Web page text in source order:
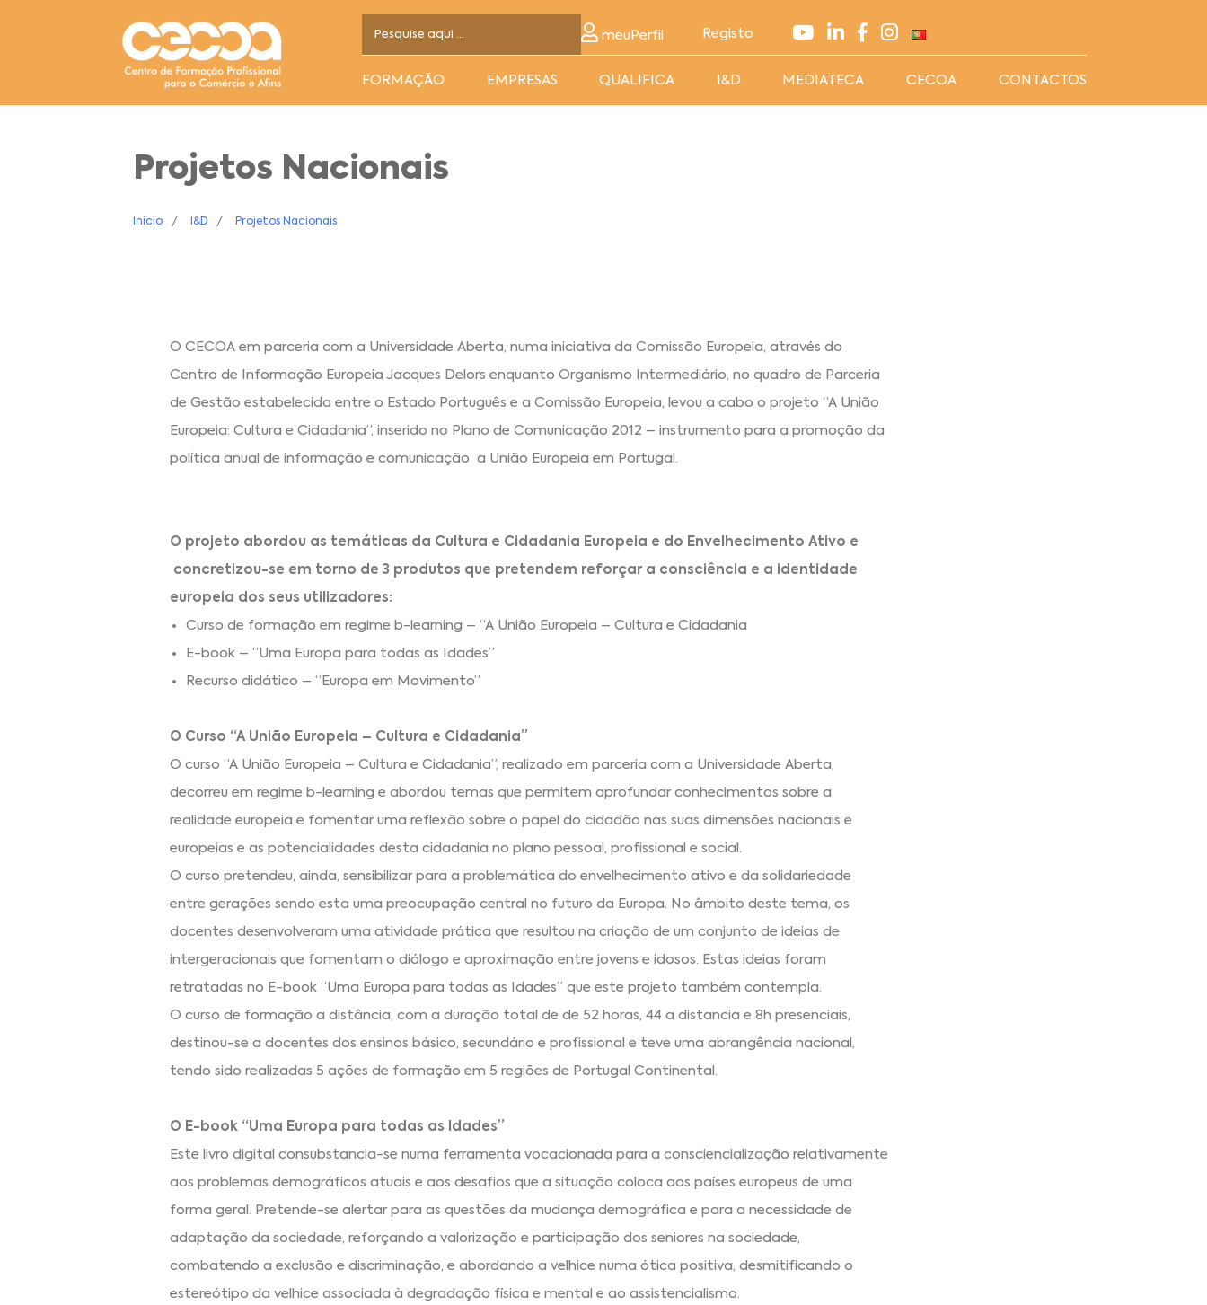
meuPerfil Registo
FORMAÇÃO EMPRESAS QUALIFICA I&D MEDIATECA CECOA CONTACTOS
Projetos Nacionais
Início I&D Projetos Nacionais
O CECOA em parceria com a Universidade Aberta, numa iniciativa da Comissão Europeia, através do
Centro de Informação Europeia Jacques Delors enquanto Organismo Intermediário, no quadro de Parceria
de Gestão estabelecida entre o Estado Português e a Comissão Europeia, levou a cabo o projeto “A União
Europeia: Cultura e Cidadania”, inserido no Plano de Comunicação 2012 – instrumento para a promoção da
política anual de informação e comunicação a União Europeia em Portugal.
O projeto abordou as temáticas da Cultura e Cidadania Europeia e do Envelhecimento Ativo e
concretizou-se em torno de 3 produtos que pretendem reforçar a consciência e a identidade
europeia dos seus utilizadores:
Curso de formação em regime b-learning – “A União Europeia – Cultura e Cidadania
E-book – “Uma Europa para todas as Idades”
Recurso didático – “Europa em Movimento”
O Curso “A União Europeia – Cultura e Cidadania”
O curso “A União Europeia – Cultura e Cidadania”, realizado em parceria com a Universidade Aberta,
decorreu em regime b-learning e abordou temas que permitem aprofundar conhecimentos sobre a
realidade europeia e fomentar uma reflexão sobre o papel do cidadão nas suas dimensões nacionais e
europeias e as potencialidades desta cidadania no plano pessoal, profissional e social.
O curso pretendeu, ainda, sensibilizar para a problemática do envelhecimento ativo e da solidariedade
entre gerações sendo esta uma preocupação central no futuro da Europa. No âmbito deste tema, os
docentes desenvolveram uma atividade prática que resultou na criação de um conjunto de ideias de
intergeracionais que fomentam o diálogo e aproximação entre jovens e idosos. Estas ideias foram
retratadas no E-book “Uma Europa para todas as Idades” que este projeto também contempla.
O curso de formação a distância, com a duração total de de 52 horas, 44 a distancia e 8h presenciais,
destinou-se a docentes dos ensinos básico, secundário e profissional e teve uma abrangência nacional,
tendo sido realizadas 5 ações de formação em 5 regiões de Portugal Continental.
O E-book “Uma Europa para todas as Idades”
Este livro digital consubstancia-se numa ferramenta vocacionada para a consciencialização relativamente
aos problemas demográficos atuais e aos desafios que a situação coloca aos países europeus de uma
forma geral. Pretende-se alertar para as questões da mudança demográfica e para a necessidade de
adaptação da sociedade, reforçando a valorização e participação dos seniores na sociedade,
combatendo a exclusão e discriminação, e abordando a velhice numa ótica positiva, desmitificando o
estereótipo da velhice associada à degradação física e mental e ao assistencialismo.